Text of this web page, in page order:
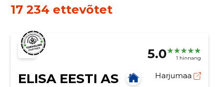
17 234 ettevõtet
5.0 1 hinnang
ELISA EESTI AS Harjumaa